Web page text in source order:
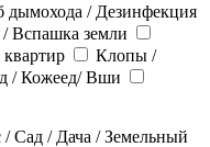
дымохода / Дезинфекция
Вспашка земли
Клопы /
/ Кожеед/ Вши
Сад / Дача / Земельный